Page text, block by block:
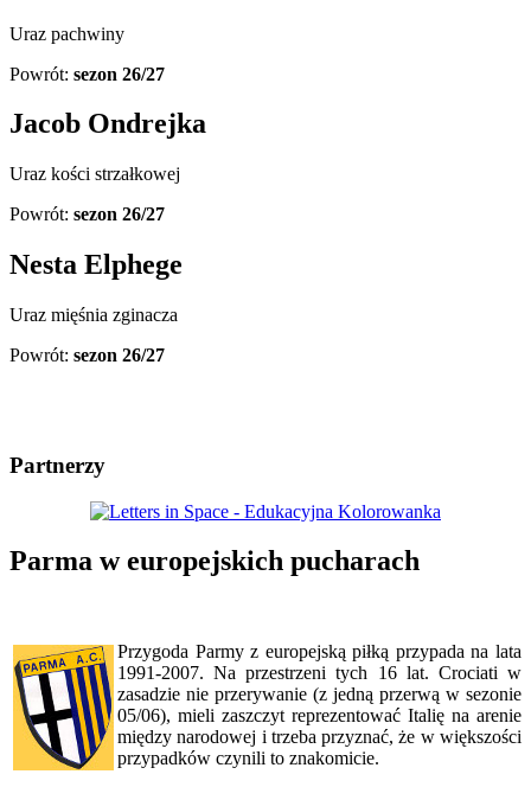
Uraz pachwiny
Powrót: sezon 26/27
Jacob Ondrejka
Uraz kości strzałkowej
Powrót: sezon 26/27
Nesta Elphege
Uraz mięśnia zginacza
Powrót: sezon 26/27
Partnerzy
Parma w europejskich pucharach
Przygoda Parmy z europejską piłką przypada na lata
1991-2007. Na przestrzeni tych 16 lat. Crociati w
zasadzie nie przerywanie (z jedną przerwą w sezonie
05/06), mieli zaszczyt reprezentować Italię na arenie
między narodowej i trzeba przyznać, że w większości
przypadków czynili to znakomicie.